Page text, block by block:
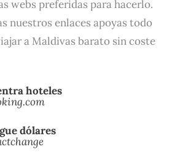
webs preferidas para hacerlo.
nuestros enlaces apoyas todo
a Maldivas barato sin coste
hoteles
dólares